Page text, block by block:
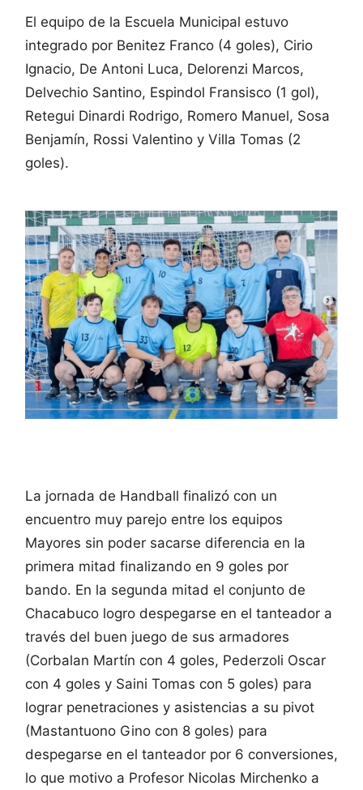
El equipo de la Escuela Municipal estuvo
integrado por Benitez Franco (4 goles), Cirio
Ignacio, De Antoni Luca, Delorenzi Marcos,
Delvechio Santino, Espindol Fransisco (1 gol),
Retegui Dinardi Rodrigo, Romero Manuel, Sosa
Benjamín, Rossi Valentino y Villa Tomas (2
goles).
La jornada de Handball finalizó con un
encuentro muy parejo entre los equipos
Mayores sin poder sacarse diferencia en la
primera mitad finalizando en 9 goles por
bando. En la segunda mitad el conjunto de
Chacabuco logro despegarse en el tanteador a
través del buen juego de sus armadores
(Corbalan Martín con 4 goles, Pederzoli Oscar
con 4 goles y Saini Tomas con 5 goles) para
lograr penetraciones y asistencias a su pivot
(Mastantuono Gino con 8 goles) para
despegarse en el tanteador por 6 conversiones,
lo que motivo a Profesor Nicolas Mirchenko a